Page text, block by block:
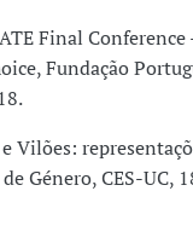
Final Conference
Fundação
Vilões:
Género, CES-UC,